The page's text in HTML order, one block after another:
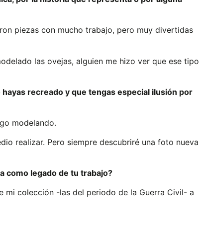
piezas con mucho trabajo, pero muy divertidas
las ovejas, alguien me hizo ver que ese tipo
recreado y que tengas especial ilusión por
modelando.
realizar. Pero siempre descubriré una foto nueva
como legado de tu trabajo?
mi colección -las del periodo de la Guerra Civil- a